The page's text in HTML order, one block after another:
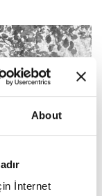
About
İnternet